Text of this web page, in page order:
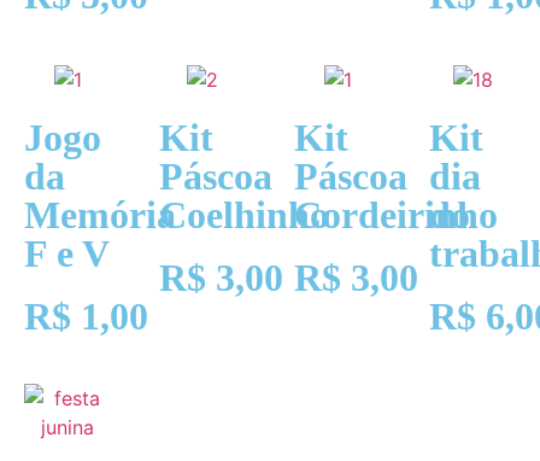
Jogo
da
Memória
F e V
R$ 1,00
Kit
Páscoa
Coelhinho
R$ 3,00
Kit
Páscoa
Cordeirinho
R$ 3,00
Kit
dia
do
R$